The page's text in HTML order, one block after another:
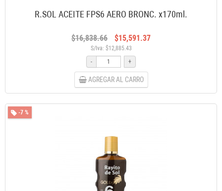
R.SOL ACEITE FPS6 AERO BRONC. x170ml.
$16,838.66 $15,591.37
S/Iva: $12,885.43
-
+
AGREGAR AL CARRO
-7 %